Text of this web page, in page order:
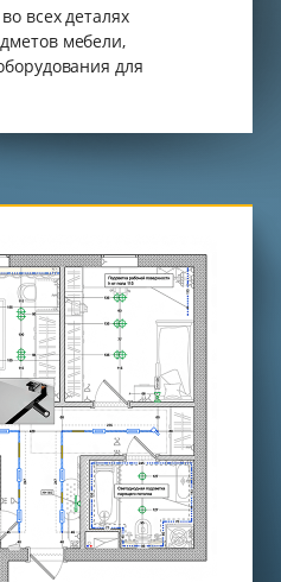
всех деталях
мебели,
для